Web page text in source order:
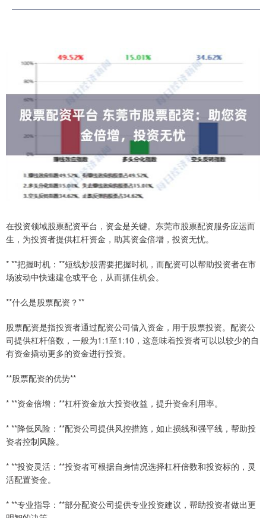
在投资领域股票配资平台，资金是关键。东莞市股票配资服务应运而
生，为投资者提供杠杆资金，助其资金倍增，投资无忧。
* **把握时机：**短线炒股需要把握时机，而配资可以帮助投资者在市
场波动中快速建仓或平仓，从而抓住机会。
**什么是股票配资？**
股票配资是指投资者通过配资公司借入资金，用于股票投资。配资公
司提供杠杆倍数，一般为1:1至1:10，这意味着投资者可以以较少的自
有资金撬动更多的资金进行投资。
**股票配资的优势**
* **资金倍增：**杠杆资金放大投资收益，提升资金利用率。
* **降低风险：**配资公司提供风控措施，如止损线和强平线，帮助投
资者控制风险。
* **投资灵活：**投资者可根据自身情况选择杠杆倍数和投资标的，灵
活配置资金。
* **专业指导：**部分配资公司提供专业投资建议，帮助投资者做出更